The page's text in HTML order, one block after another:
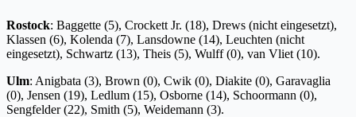
Rostock: Baggette (5), Crockett Jr. (18), Drews (nicht eingesetzt),
Klassen (6), Kolenda (7), Lansdowne (14), Leuchten (nicht
eingesetzt), Schwartz (13), Theis (5), Wulff (0), van Vliet (10).
Ulm: Anigbata (3), Brown (0), Cwik (0), Diakite (0), Garavaglia
(0), Jensen (19), Ledlum (15), Osborne (14), Schoormann (0),
Sengfelder (22), Smith (5), Weidemann (3).